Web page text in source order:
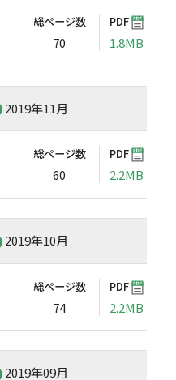
総ページ数
70
PDF
1.8MB
2019年11月
総ページ数
60
PDF
2.2MB
2019年10月
総ページ数
74
PDF
2.2MB
2019年09月